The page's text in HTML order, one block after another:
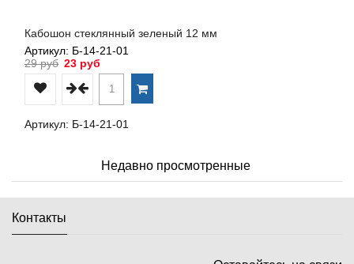
Кабошон стеклянный зеленый 12 мм
Артикул: Б-14-21-01
29 руб 23 руб
Артикул: Б-14-21-01
Недавно просмотренные
Контакты